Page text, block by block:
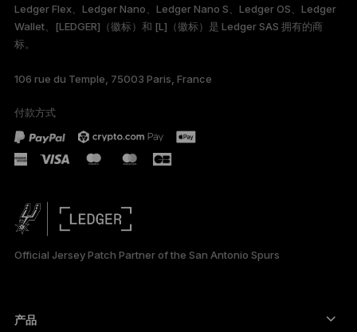
FRANÇAIS
DEUTSCH
PORTUGUÊS
ESPAÑOL
日本語
Ledger Flex、Ledger Nano、Ledger Nano S、Ledger OS、Ledger
Wallet、[LEDGER]（徽标）和 [L]（徽标）是 Ledger SAS 拥有的商
标。
106 rue du Temple, 75003 Paris, France
付款方式
Official Jersey Patch Partner of the San Antonio Spurs
产品